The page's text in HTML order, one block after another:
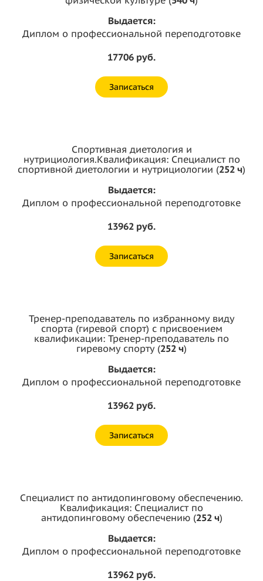
Выдается:
Диплом о профессиональной переподготовке
17706 руб.
Записаться
Спортивная диетология и
нутрициология.Квалификация: Специалист по
спортивной диетологии и нутрициологии (252 ч)
Выдается:
Диплом о профессиональной переподготовке
13962 руб.
Записаться
Тренер-преподаватель по избранному виду
спорта (гиревой спорт) с присвоением
квалификации: Тренер-преподаватель по
гиревому спорту (252 ч)
Выдается:
Диплом о профессиональной переподготовке
13962 руб.
Записаться
Специалист по антидопинговому обеспечению.
Квалификация: Специалист по
антидопинговому обеспечению (252 ч)
Выдается:
Диплом о профессиональной переподготовке
13962 руб.